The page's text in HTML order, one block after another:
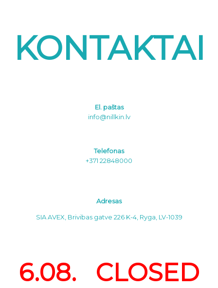
KONTAKTAI
El. paštas
info@nillkin.lv
Telefonas
+371 22848000
Adresas
SIA AVEX, Brivibas gatve 226 K-4, Ryga, LV-1039
6.08. CLOSED